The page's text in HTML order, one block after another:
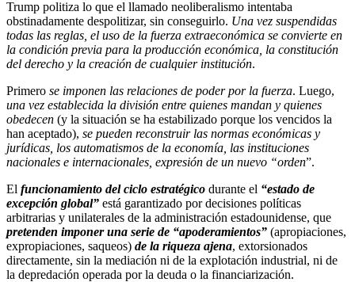
Trump politiza lo que el llamado neoliberalismo intentaba
obstinadamente despolitizar, sin conseguirlo. Una vez suspendidas
todas las reglas, el uso de la fuerza extraeconómica se convierte en
la condición previa para la producción económica, la constitución
del derecho y la creación de cualquier institución.
Primero se imponen las relaciones de poder por la fuerza. Luego,
una vez establecida la división entre quienes mandan y quienes
obedecen (y la situación se ha estabilizado porque los vencidos la
han aceptado), se pueden reconstruir las normas económicas y
jurídicas, los automatismos de la economía, las instituciones
nacionales e internacionales, expresión de un nuevo “orden”.
El funcionamiento del ciclo estratégico durante el “estado de
excepción global” está garantizado por decisiones políticas
arbitrarias y unilaterales de la administración estadounidense, que
pretenden imponer una serie de “apoderamientos” (apropiaciones,
expropiaciones, saqueos) de la riqueza ajena, extorsionados
directamente, sin la mediación ni de la explotación industrial, ni de
la depredación operada por la deuda o la financiarización.